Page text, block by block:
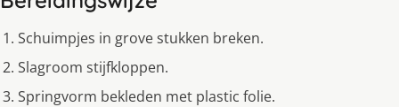
Schuimpjes in grove stukken breken.
Slagroom stijfkloppen.
Springvorm bekleden met plastic folie.